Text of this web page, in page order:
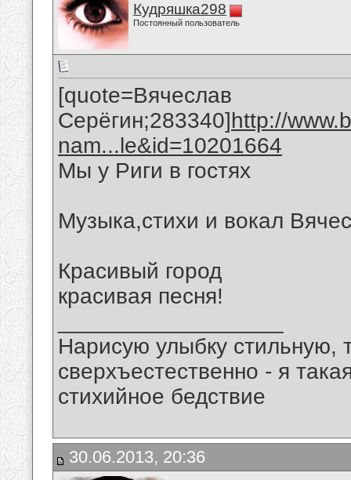
Кудряшка298
Постоянный пользователь
[quote=Вячеслав
Серёгин;283340]http://
nam...le&id=10201664
Мы у Риги в гостях
Музыка,стихи и вокал
Красивый город
красивая песня!
Нарисую улыбку стильную,
сверхъестественно - я
стихийное бедствие
30.06.2013, 20:36